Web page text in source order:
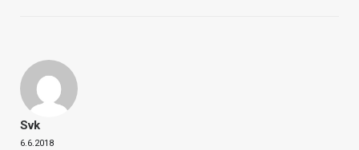
Svk
6.6.2018